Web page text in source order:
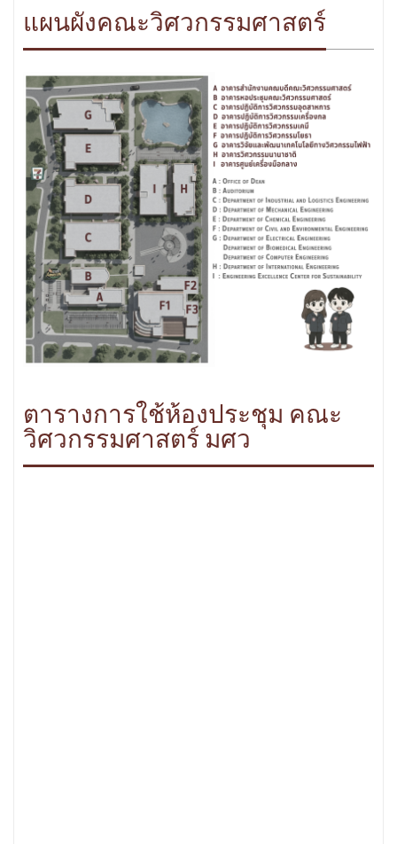
แผนผังคณะวิศวกรรมศาสตร์
ตารางการใช้ห้องประชุม คณะ
วิศวกรรมศาสตร์ มศว